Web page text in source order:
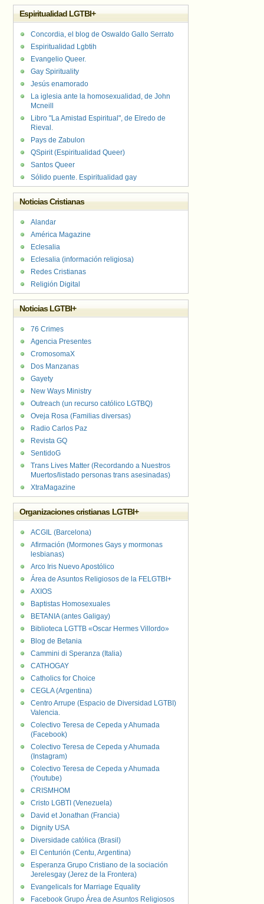
Espiritualidad LGTBI+
Concordia, el blog de Oswaldo Gallo Serrato
Espiritualidad Lgbtih
Evangelio Queer.
Gay Spirituality
Jesús enamorado
La iglesia ante la homosexualidad, de John
Mcneill
Libro "La Amistad Espiritual", de Elredo de
Rieval.
Pays de Zabulon
QSpirit (Espiritualidad Queer)
Santos Queer
Sólido puente. Espiritualidad gay
Noticias Cristianas
Alandar
América Magazine
Eclesalia
Eclesalia (información religiosa)
Redes Cristianas
Religión Digital
Noticias LGTBI+
76 Crimes
Agencia Presentes
CromosomaX
Dos Manzanas
Gayety
New Ways Ministry
Outreach (un recurso católico LGTBQ)
Oveja Rosa (Familias diversas)
Radio Carlos Paz
Revista GQ
SentidoG
Trans Lives Matter (Recordando a Nuestros
Muertos/listado personas trans asesinadas)
XtraMagazine
Organizaciones cristianas LGTBI+
ACGIL (Barcelona)
Afirmación (Mormones Gays y mormonas
lesbianas)
Arco Iris Nuevo Apostólico
Área de Asuntos Religiosos de la FELGTBI+
AXIOS
Baptistas Homosexuales
BETANIA (antes Galigay)
Biblioteca LGTTB «Oscar Hermes Villordo»
Blog de Betania
Cammini di Speranza (Italia)
CATHOGAY
Catholics for Choice
CEGLA (Argentina)
Centro Arrupe (Espacio de Diversidad LGTBI)
Valencia.
Colectivo Teresa de Cepeda y Ahumada
(Facebook)
Colectivo Teresa de Cepeda y Ahumada
(Instagram)
Colectivo Teresa de Cepeda y Ahumada
(Youtube)
CRISMHOM
Cristo LGBTI (Venezuela)
David et Jonathan (Francia)
Dignity USA
Diversidade católica (Brasil)
El Centurión (Centu, Argentina)
Esperanza Grupo Cristiano de la sociación
Jerelesgay (Jerez de la Frontera)
Evangelicals for Marriage Equality
Facebook Grupo Área de Asuntos Religiosos